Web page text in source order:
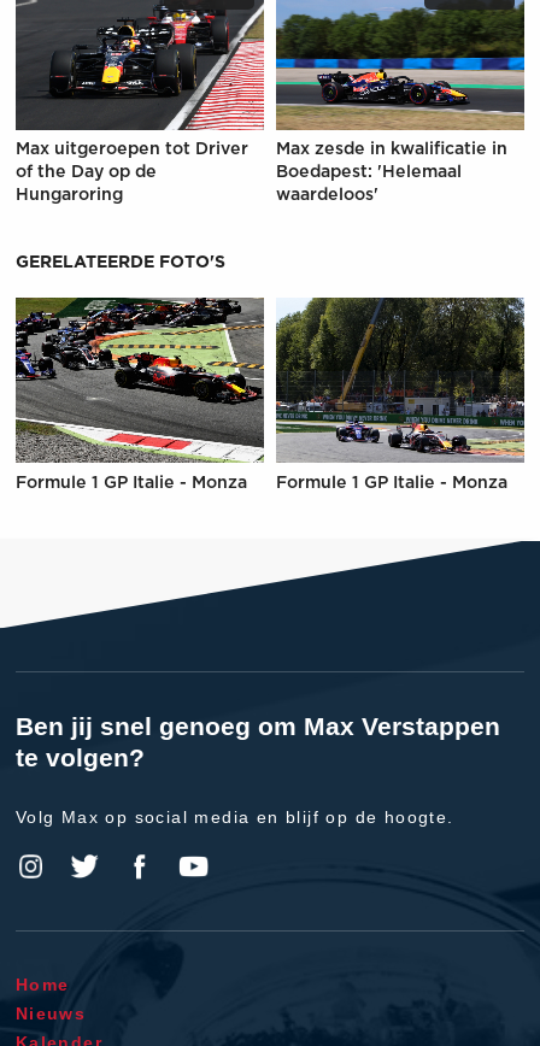
Max uitgeroepen tot Driver
of the Day op de
Hungaroring
Max zesde in kwalificatie in
Boedapest: 'Helemaal
waardeloos'
GERELATEERDE FOTO'S
Formule 1 GP Italie - Monza Formule 1 GP Italie - Monza
Ben jij snel genoeg om Max Verstappen
te volgen?
Volg Max op social media en blijf op de hoogte.
Home
Nieuws
Kalender